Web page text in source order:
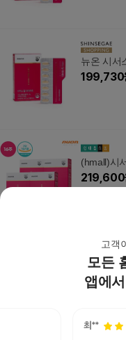
고객
모든
앱에
199,730
(hmall)시
219,600
271,990